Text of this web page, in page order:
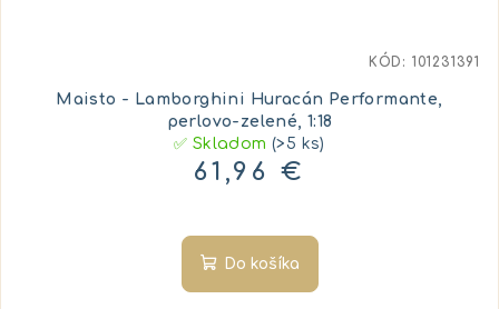
Maisto - Lamborghini Huracán Performante,
perlovo-zelené, 1:18
✅ Skladom(>5 ks)
61,96 €
Do košíka
KÓD: 101231391